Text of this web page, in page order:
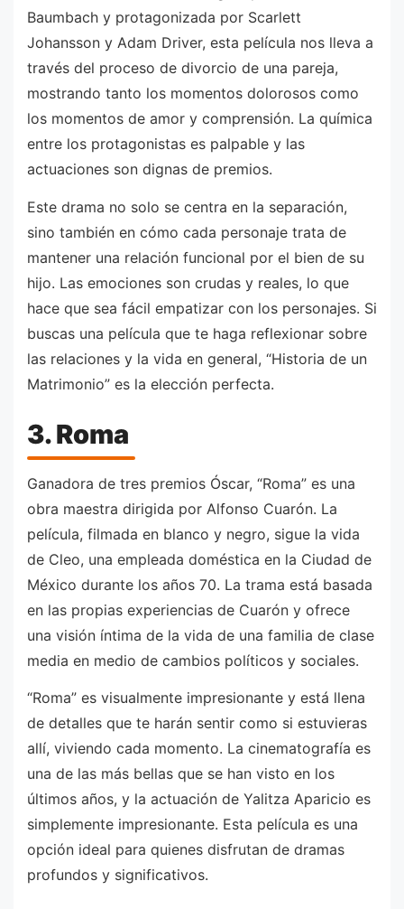
Baumbach y protagonizada por Scarlett
Johansson y Adam Driver, esta película nos lleva a
través del proceso de divorcio de una pareja,
mostrando tanto los momentos dolorosos como
los momentos de amor y comprensión. La química
entre los protagonistas es palpable y las
actuaciones son dignas de premios.
Este drama no solo se centra en la separación,
sino también en cómo cada personaje trata de
mantener una relación funcional por el bien de su
hijo. Las emociones son crudas y reales, lo que
hace que sea fácil empatizar con los personajes. Si
buscas una película que te haga reflexionar sobre
las relaciones y la vida en general, “Historia de un
Matrimonio” es la elección perfecta.
3. Roma
Ganadora de tres premios Óscar, “Roma” es una
obra maestra dirigida por Alfonso Cuarón. La
película, filmada en blanco y negro, sigue la vida
de Cleo, una empleada doméstica en la Ciudad de
México durante los años 70. La trama está basada
en las propias experiencias de Cuarón y ofrece
una visión íntima de la vida de una familia de clase
media en medio de cambios políticos y sociales.
“Roma” es visualmente impresionante y está llena
de detalles que te harán sentir como si estuvieras
allí, viviendo cada momento. La cinematografía es
una de las más bellas que se han visto en los
últimos años, y la actuación de Yalitza Aparicio es
simplemente impresionante. Esta película es una
opción ideal para quienes disfrutan de dramas
profundos y significativos.